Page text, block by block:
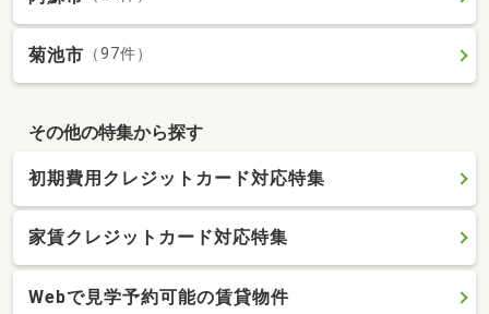
菊池市 （97件）
その他の特集から探す
初期費用クレジットカード対応特集
家賃クレジットカード対応特集
Webで見学予約可能の賃貸物件